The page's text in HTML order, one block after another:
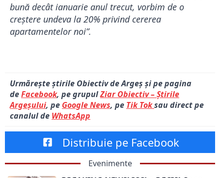
bună decât ianuarie anul trecut, vorbim de o
creștere undeva la 20% privind cererea
apartamentelor noi”.
Urmărește știrile Obiectiv de Argeș și pe pagina
deFacebook, pe grupulZiar Obiectiv – Știrile
Argeșului, pe Google News, pe Tik Toksau direct pe
canalul de WhatsApp
Distribuie pe Facebook
Evenimente